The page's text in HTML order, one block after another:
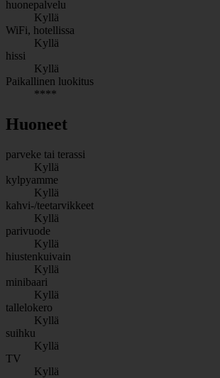
huonepalvelu
Kyllä
WiFi, hotellissa
Kyllä
hissi
Kyllä
Paikallinen luokitus
****
Huoneet
parveke tai terassi
Kyllä
kylpyamme
Kyllä
kahvi-/teetarvikkeet
Kyllä
parivuode
Kyllä
hiustenkuivain
Kyllä
minibaari
Kyllä
tallelokero
Kyllä
suihku
Kyllä
TV
Kyllä